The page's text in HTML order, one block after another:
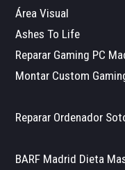
Área Visual
Ashes To Life
Reparar Gaming PC
Montar Custom
Reparar Ordenador
BARF Madrid Dieta